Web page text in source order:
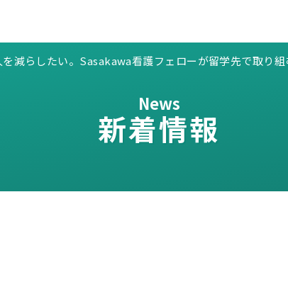
減らしたい。Sasakawa看護フェローが留学先で取り
News
新着情報